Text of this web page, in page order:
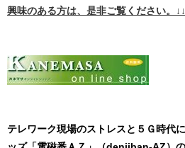
興味のある方は、是非ご覧ください。↓↓
テレワーク現場のストレスと５Ｇ時代